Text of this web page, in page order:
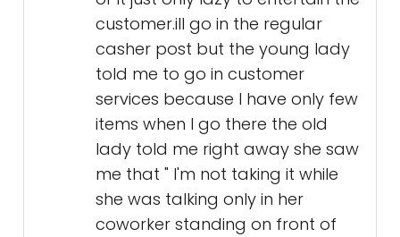
customer.ill go in the regular
casher post but the young lady
told me to go in customer
services because I have only few
items when I go there the old
lady told me right away she saw
me that " I'm not taking it while
she was talking only in her
coworker standing on front of